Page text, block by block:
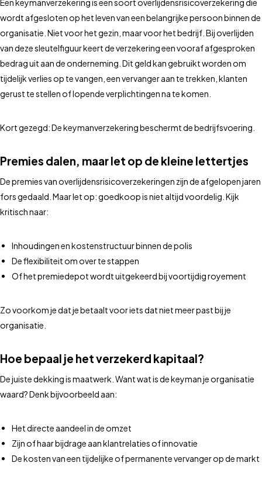
Een keymanverzekering is een soort overlijdensrisicoverzekering die
wordt afgesloten op het leven van een belangrijke persoon binnen de
organisatie. Niet voor het gezin, maar voor het bedrijf. Bij overlijden
van deze sleutelfiguur keert de verzekering een vooraf afgesproken
bedrag uit aan de onderneming. Dit geld kan gebruikt worden om
tijdelijk verlies op te vangen, een vervanger aan te trekken, klanten
gerust te stellen of lopende verplichtingen na te komen.
Kort gezegd: De keymanverzekering beschermt de bedrijfsvoering.
Premies dalen, maar let op de kleine lettertjes
De premies van overlijdensrisicoverzekeringen zijn de afgelopen jaren
fors gedaald. Maar let op: goedkoop is niet altijd voordelig. Kijk
kritisch naar:
Inhoudingen en kostenstructuur binnen de polis
De flexibiliteit om over te stappen
Of het premiedepot wordt uitgekeerd bij voortijdig royement
Zo voorkom je dat je betaalt voor iets dat niet meer past bij je
organisatie.
Hoe bepaal je het verzekerd kapitaal?
De juiste dekking is maatwerk. Want wat is de keyman je organisatie
waard? Denk bijvoorbeeld aan:
Het directe aandeel in de omzet
Zijn of haar bijdrage aan klantrelaties of innovatie
De kosten van een tijdelijke of permanente vervanger op de markt